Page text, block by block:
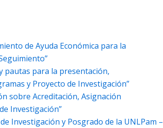
de Ayuda Económica para la
pautas para la presentación,
y Proyecto de Investigación”
sobre Acreditación, Asignación
Investigación”
Investigación y Posgrado de la UNLPam –